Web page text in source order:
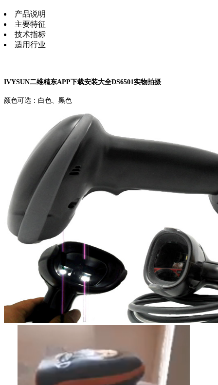
产品说明
主要特征
技术指标
适用行业
IVYSUN二维精东APP下载安装大全DS6501实物拍摄
颜色可选：白色、黑色